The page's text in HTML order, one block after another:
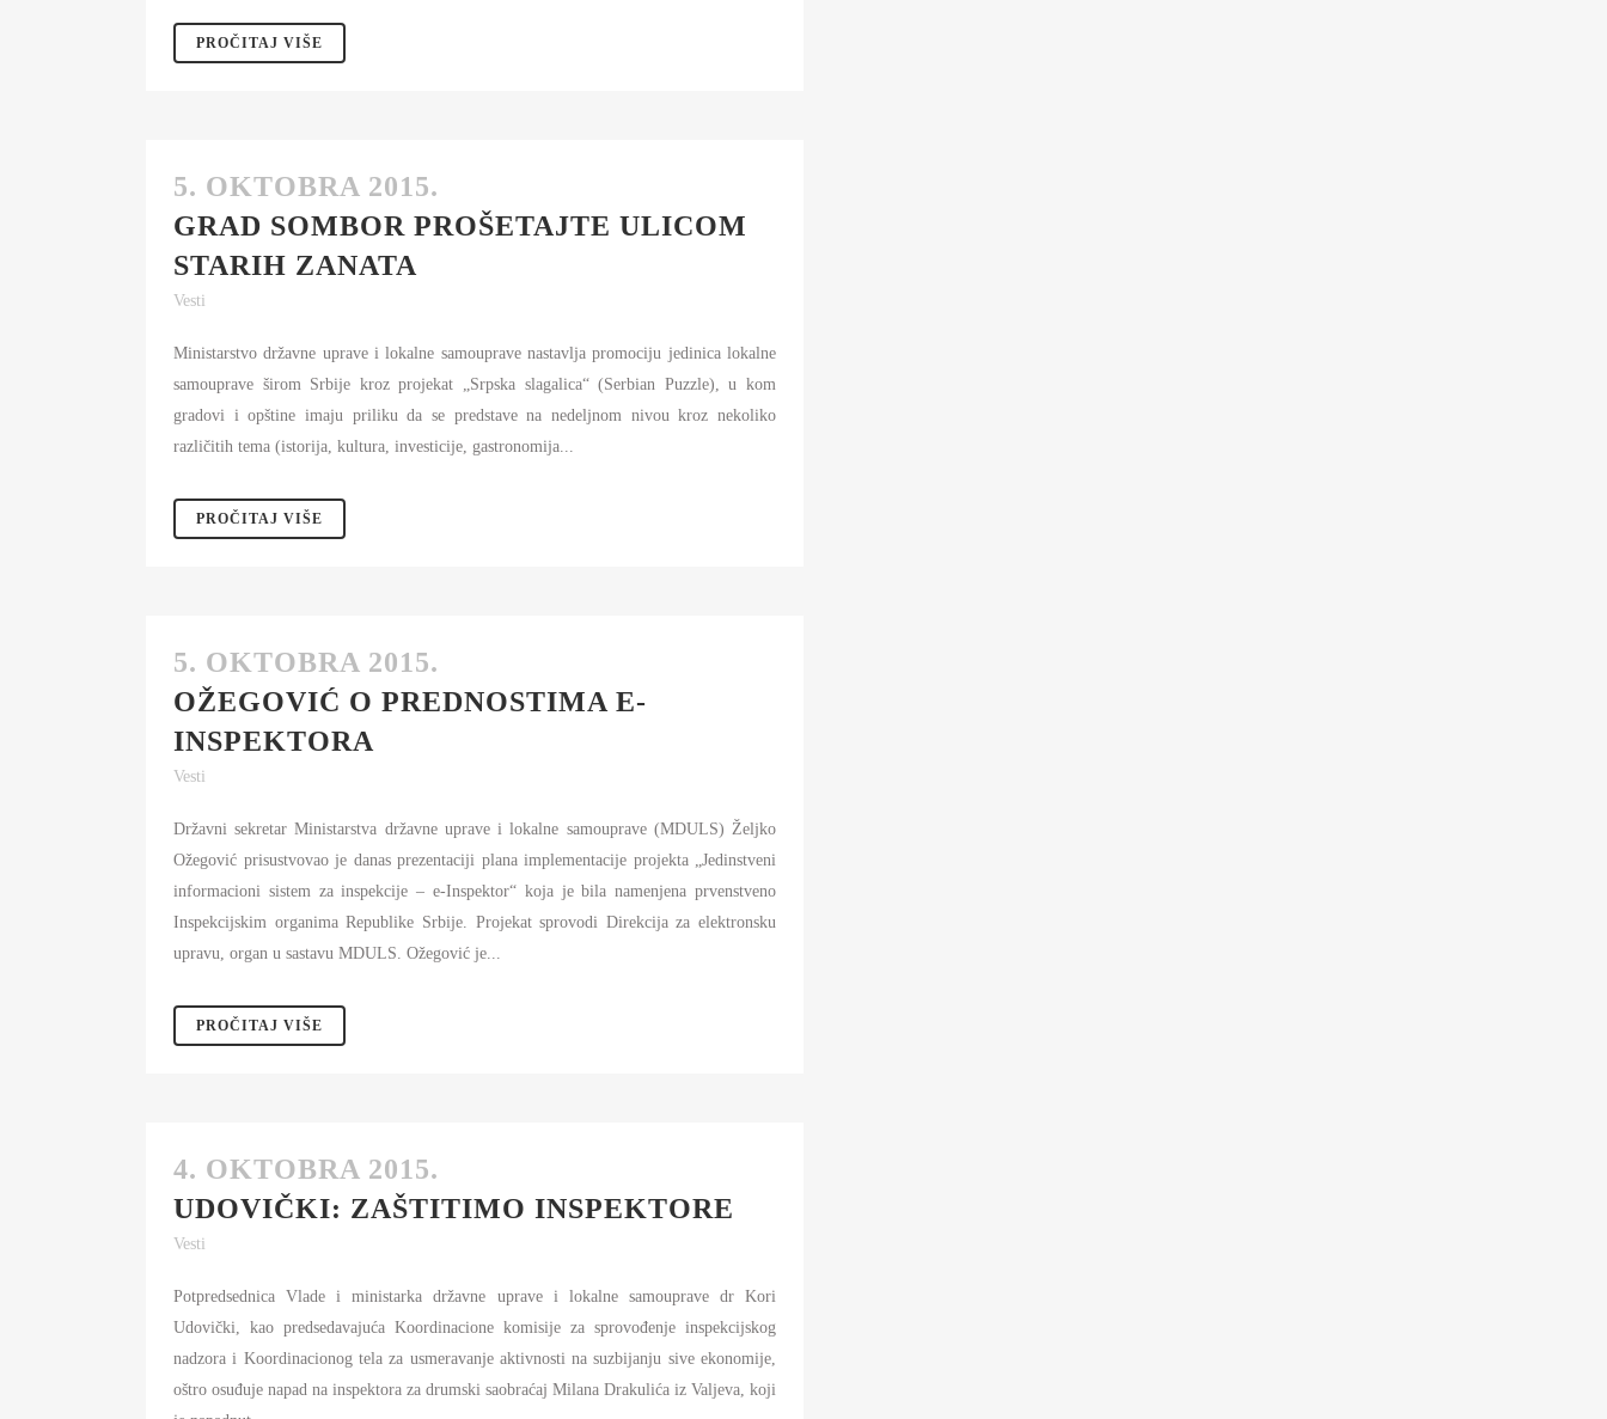
PROČITAJ VIŠE
5. OKTOBRA 2015.
GRAD SOMBOR PROŠETAJTE ULICOM
STARIH ZANATA
Vesti
Ministarstvo državne uprave i lokalne samouprave nastavlja promociju jedinica lokalne
samouprave širom Srbije kroz projekat „Srpska slagalica“ (Serbian Puzzle), u kom
gradovi i opštine imaju priliku da se predstave na nedeljnom nivou kroz nekoliko
različitih tema (istorija, kultura, investicije, gastronomija...
PROČITAJ VIŠE
5. OKTOBRA 2015.
OŽEGOVIĆ O PREDNOSTIMA E-
INSPEKTORA
Vesti
Državni sekretar Ministarstva državne uprave i lokalne samouprave (MDULS) Željko
Ožegović prisustvovao je danas prezentaciji plana implementacije projekta „Jedinstveni
informacioni sistem za inspekcije – e-Inspektor“ koja je bila namenjena prvenstveno
Inspekcijskim organima Republike Srbije. Projekat sprovodi Direkcija za elektronsku
upravu, organ u sastavu MDULS. Ožegović je...
PROČITAJ VIŠE
4. OKTOBRA 2015.
UDOVIČKI: ZAŠTITIMO INSPEKTORE
Vesti
Potpredsednica Vlade i ministarka državne uprave i lokalne samouprave dr Kori
Udovički, kao predsedavajuća Koordinacione komisije za sprovođenje inspekcijskog
nadzora i Koordinacionog tela za usmeravanje aktivnosti na suzbijanju sive ekonomije,
oštro osuđuje napad na inspektora za drumski saobraćaj Milana Drakulića iz Valjeva, koji